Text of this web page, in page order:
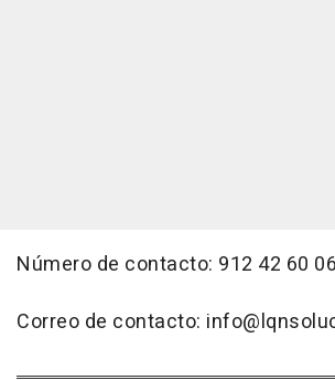
Número de contacto: 912 42 60 06
Correo de contacto: